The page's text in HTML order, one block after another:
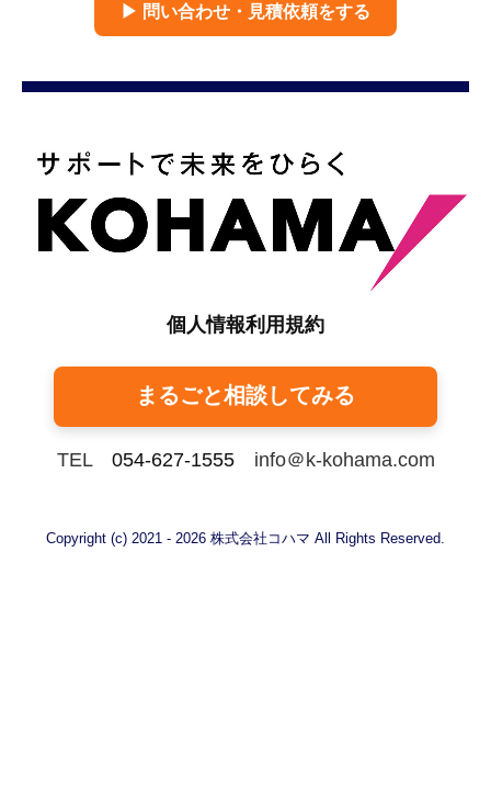
▶ 問い合わせ・見積依頼をする
個人情報利用規約
まるごと相談してみる
TEL 054-627-1555info＠k-kohama.com
Copyright (c) 2021 - 2026 株式会社コハマ All Rights Reserved.